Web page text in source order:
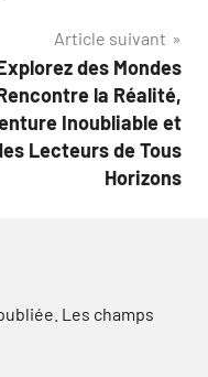
Article suivant
des Mondes
la Réalité,
Inoubliable et
Lecteurs de Tous
Horizons
Les champs